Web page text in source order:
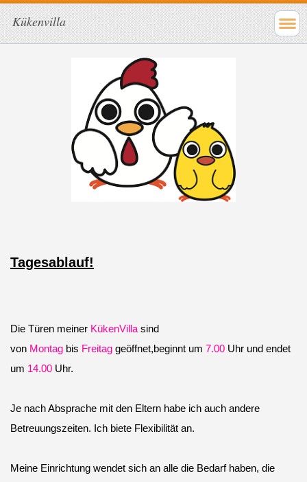
Kükenvilla
Tagesablauf!
Die Türen meinerKükenVillasind
von Montagbis Freitag geöffnet,beginnt um 7.00Uhr und endet
um 14.00 Uhr.
Je nach Absprache mit den Eltern habe ich auch andere
Betreuungszeiten. Ich biete Flexibilität an.
Meine Einrichtung wendet sich an alle die Bedarf haben, die